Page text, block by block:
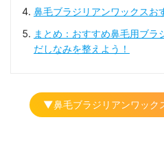
鼻毛ブラジリアンワックスお
まとめ：おすすめ鼻毛用ブ
だしなみを整えよう！
▼鼻毛ブラジリアンワック